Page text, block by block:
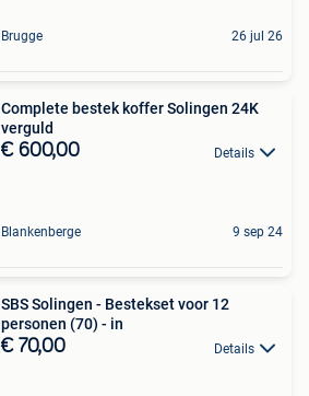
Brugge 26 jul 26
Complete bestek koffer Solingen 24K
verguld
€ 600,00 Details
Blankenberge 9 sep 24
SBS Solingen - Bestekset voor 12
personen (70) - in
€ 70,00 Details